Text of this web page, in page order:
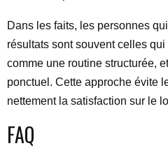
Dans les faits, les personnes
résultats sont souvent celles
comme une routine structurée,
ponctuel. Cette approche évite
nettement la satisfaction sur le
FAQ